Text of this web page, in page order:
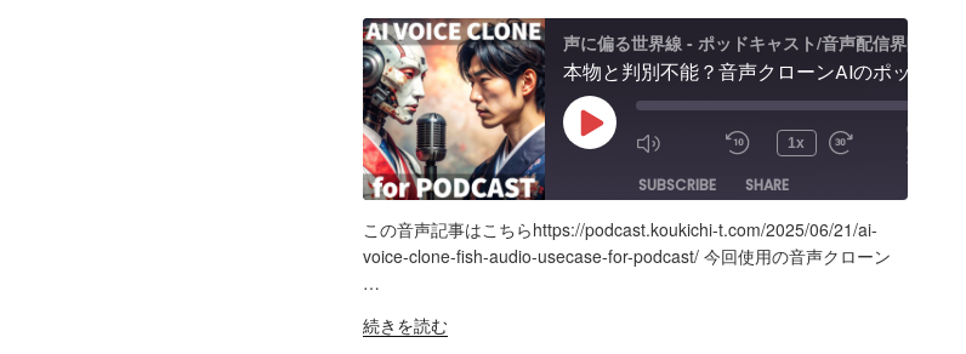
ィ
ン
グ
の
可
能
性
と
試
行
錯
誤
の
ャ
ス
ト
配
信
で
試
し
た
ノ
除
え？
ポ
ッ
ド
キ
ャ
ス
ト
自
ツ
声に偏る世界線 - ポッドキャスト/音声配信界隈
Play
1x
00:00
/
27:56
SUBSCRIBE
SHARE
Amazon Apple Podcasts
RSS
RSS FEED
SHARE
この音声記事はこちらhttps://podcast.koukichi-t.com/2025/06/21/ai-
voice-clone-fish-audio-usecase-for-podcast/ 今回使用の音声クローン
…
"本
続きを読む